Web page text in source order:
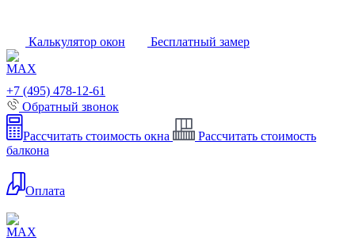
Калькулятор окон Бесплатный замер
+7 (495) 478-12-61
Обратный звонок
Рассчитать стоимость окна
Рассчитать стоимость
балкона
Оплата